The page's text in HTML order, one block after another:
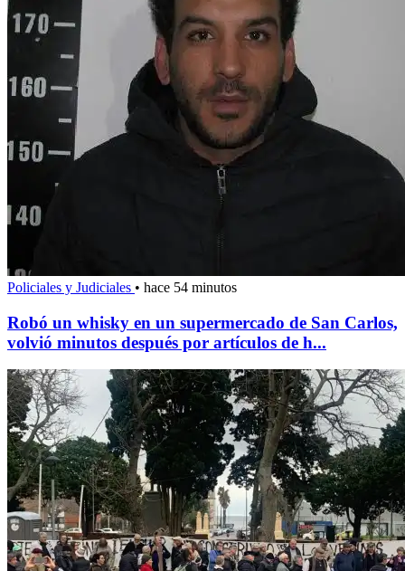
Policiales y Judiciales • hace 54 minutos
Robó un whisky en un supermercado de San Carlos,
volvió minutos después por artículos de h...